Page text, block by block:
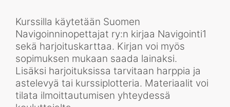
Kurssilla käytetään Suomen
Navigoinninopettajat ry:n kirjaa Navigointi1
sekä harjoituskarttaa. Kirjan voi myös
sopimuksen mukaan saada lainaksi.
Lisäksi harjoituksissa tarvitaan harppia ja
astelevyä tai kurssiplotteria. Materiaalit voi
tilata ilmoittautumisen yhteydessä